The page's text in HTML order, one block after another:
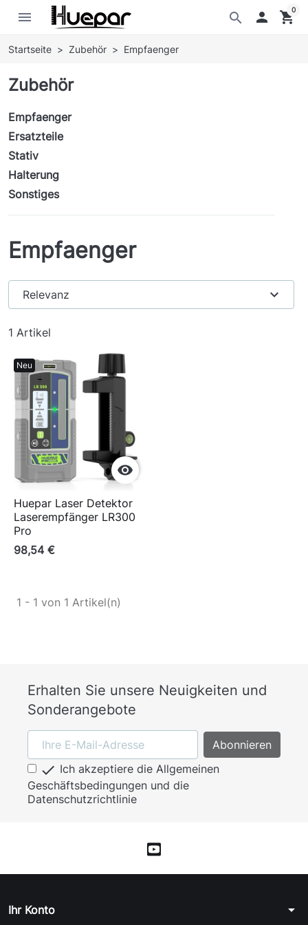
menu search  shopping_cart
0
Startseite Zubehör Empfaenger
Zubehör
Empfaenger
Ersatzteile
Stativ
Halterung
Sonstiges
Empfaenger
1 Artikel
Relevanz expand_more
Neu

Huepar Laser Detektor
Laserempfänger LR300
Pro
98,54 €
1 - 1 von 1 Artikel(n)
Erhalten Sie unsere Neuigkeiten und
Sonderangebote
 Ich akzeptiere die Allgemeinen
Geschäftsbedingungen und die
Datenschutzrichtlinie
Ihr Konto arrow_drop_down